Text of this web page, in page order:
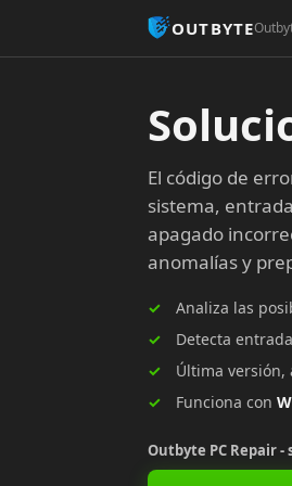
OUTBYTE
El código de
sistema,
apagado
anomalías y
Analiza las
Detecta
Última versión,
Funciona con
Outbyte PC Repair